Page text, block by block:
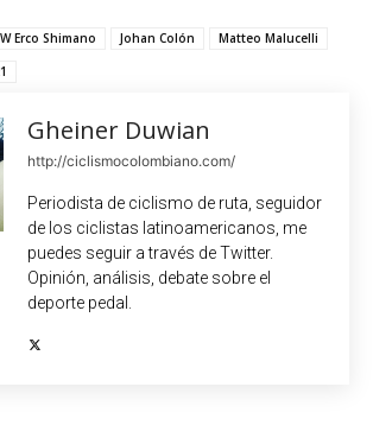
Erco Shimano Johan Colón
Matteo Malucelli
Gheiner Duwian
http://ciclismocolombiano.com/
Periodista de ciclismo de ruta, seguidor
de los ciclistas latinoamericanos, me
puedes seguir a través de Twitter.
Opinión, análisis, debate sobre el
deporte pedal.